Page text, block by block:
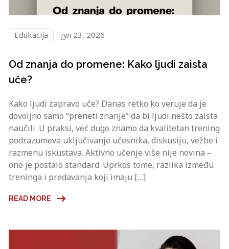
Edukacija јул 23, 2026
Od znanja do promene: Kako ljudi zaista
uče?
Kako ljudi zapravo uče? Danas retko ko veruje da je
dovoljno samo “preneti znanje” da bi ljudi nešto zaista
naučili. U praksi, već dugo znamo da kvalitetan trening
podrazumeva uključivanje učesnika, diskusiju, vežbe i
razmenu iskustava. Aktivno učenje više nije novina –
ono je postalo standard. Uprkos tome, razlika između
treninga i predavanja koji imaju […]
READ MORE